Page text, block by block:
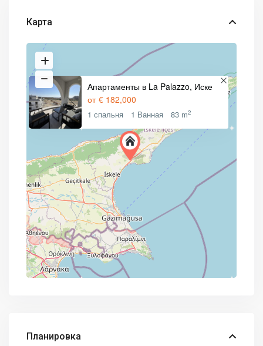
Карта
Апартаменты в La Palazzo, Иске
от € 182,000
1 спальня 1 Ванная 83 m2
Планировка